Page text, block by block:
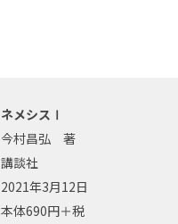
ネメシスⅠ
今村昌弘 著
講談社
2021年3月12日
本体690円＋税